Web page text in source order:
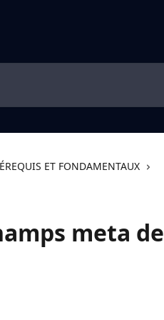
ET FONDAMENTAUX
meta de